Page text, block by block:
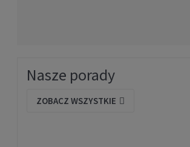
Nasze porady
ZOBACZ WSZYSTKIE